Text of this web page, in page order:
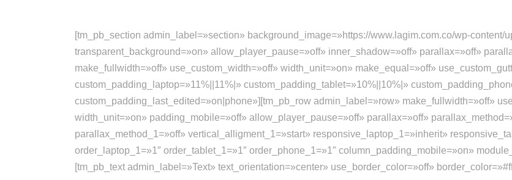
[tm_pb_section admin_label=»section» background_image=»https://www.lagim.com.co/wp-content/
transparent_background=»on» allow_player_pause=»off» inner_shadow=»off» parallax=»off»
make_fullwidth=»off» use_custom_width=»off» width_unit=»on» make_equal=»off»
custom_padding_laptop=»11%||11%|» custom_padding_tablet=»10%||10%|»
custom_padding_last_edited=»on|phone»][tm_pb_row admin_label=»row» make_fullwidth=»off»
width_unit=»on» padding_mobile=»off» allow_player_pause=»off» parallax=»off»
parallax_method_1=»off» vertical_alligment_1=»start» responsive_laptop_1=»inherit»
order_laptop_1=»1″ order_tablet_1=»1″ order_phone_1=»1″ column_padding_mobile=»on»
[tm_pb_text admin_label=»Text» text_orientation=»center» use_border_color=»off»